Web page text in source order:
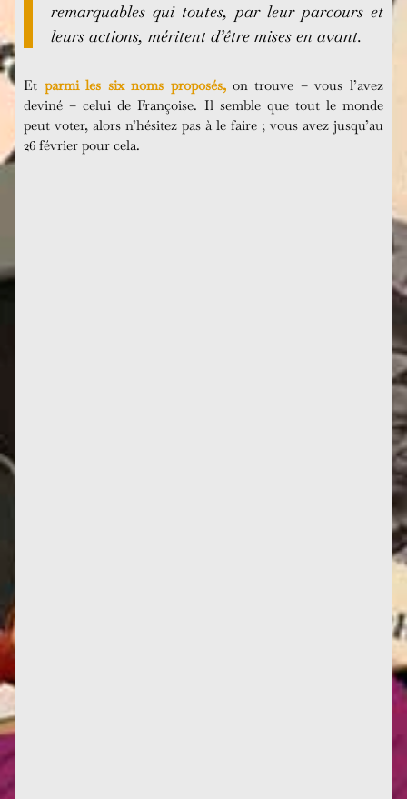
remarquables qui toutes, par leur parcours et
leurs actions, méritent d’être mises en avant.
Et parmi les six noms proposés,on trouve – vous l’avez
deviné – celui de Françoise. Il semble que tout le monde
peut voter, alors n’hésitez pas à le faire ; vous avez jusqu’au
26 février pour cela.